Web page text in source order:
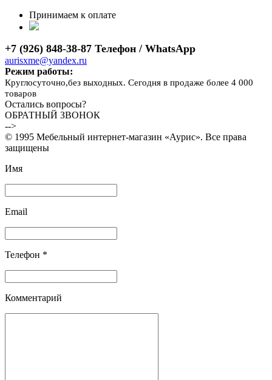
Принимаем к оплате
+7 (926) 848-38-87 Телефон / WhatsApp
aurisxme@yandex.ru
Режим работы:
Круглосуточно,без выходных. Сегодня в продаже более 4 000
товаров
Остались вопросы?
ОБРАТНЫЙ ЗВОНОК
-->
© 1995 Мебельный интернет-магазин «Аурис». Все права
защищены
Имя
Email
Телефон *
Комментарий